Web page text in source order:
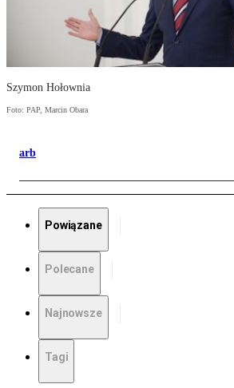
Szymon Hołownia
Foto: PAP, Marcin Obara
arb
Powiązane
Polecane
Najnowsze
Tagi